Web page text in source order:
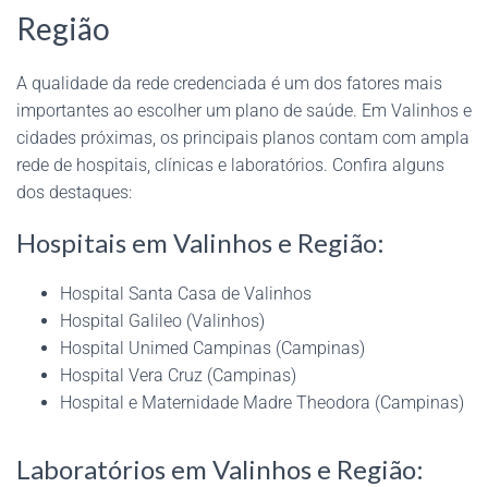
Região
A qualidade da rede credenciada é um dos fatores mais
importantes ao escolher um plano de saúde. Em Valinhos e
cidades próximas, os principais planos contam com ampla
rede de hospitais, clínicas e laboratórios. Confira alguns
dos destaques:
Hospitais em Valinhos e Região:
Hospital Santa Casa de Valinhos
Hospital Galileo (Valinhos)
Hospital Unimed Campinas (Campinas)
Hospital Vera Cruz (Campinas)
Hospital e Maternidade Madre Theodora (Campinas)
Laboratórios em Valinhos e Região: